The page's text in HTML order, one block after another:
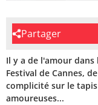
Partager
Il y a de l'amour
Festival de Cannes,
complicité sur le
amoureuses...